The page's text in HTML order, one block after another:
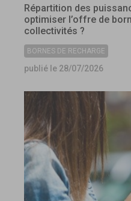
Répartition des
optimiser l’offre de
collectivités ?
BORNES DE RECHARGE
publié le 28/07/2026